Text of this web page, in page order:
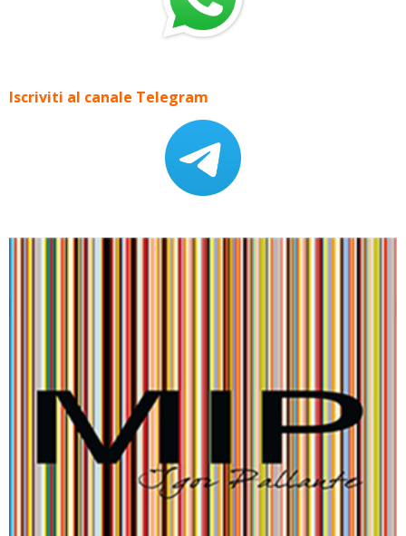
Iscriviti al canale Telegram